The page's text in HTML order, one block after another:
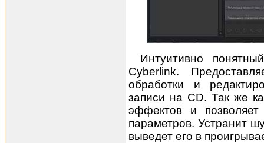
Интуитивно
Cyberlink.
обработки и
записи на CD. Так же
эффектов и
параметров. Устранит
выведет его в